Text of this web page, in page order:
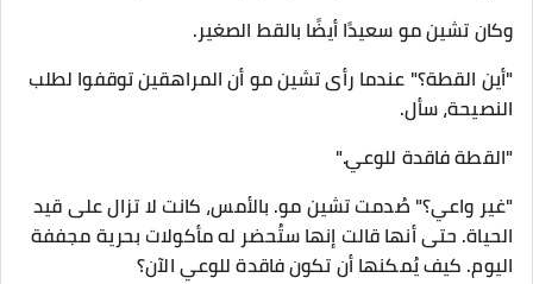
وكان تشين مو سعيدًا أيضًا بالقط الصغير.
"أين القطة؟" عندما رأى تشين مو أن المراهقين توقفوا لطلب
النصيحة، سأل.
"القطة فاقدة للوعي."
"غير واعي؟" صُدمت تشين مو. بالأمس، كانت لا تزال على قيد
الحياة. حتى أنها قالت إنها ستُحضر له مأكولات بحرية مجففة
اليوم. كيف يُمكنها أن تكون فاقدة للوعي الآن؟